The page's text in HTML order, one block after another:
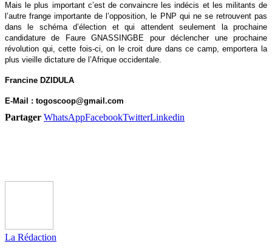
Mais le plus important c’est de convaincre les indécis et les militants de
l’autre frange importante de l’opposition, le PNP qui ne se retrouvent pas
dans le schéma d’élection et qui attendent seulement la prochaine
candidature de Faure GNASSINGBE pour déclencher une prochaine
révolution qui, cette fois-ci, on le croit dure dans ce camp, emportera la
plus vieille dictature de l’Afrique occidentale.
Francine DZIDULA
E-Mail : togoscoop@gmail.com
Partager WhatsAppFacebookTwitterLinkedin
La Rédaction